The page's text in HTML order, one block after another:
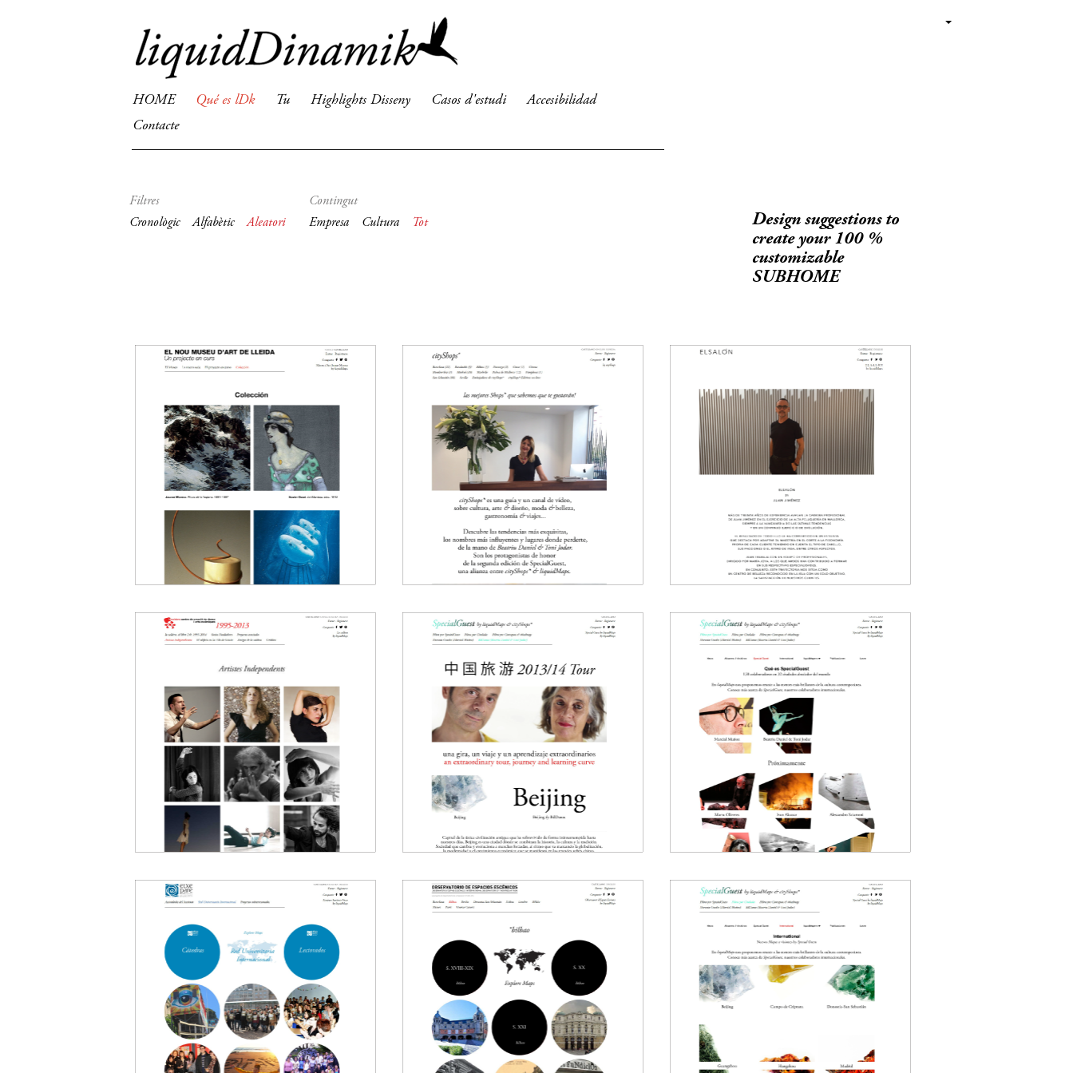
HOME Qué es lDk Tu Highlights Disseny Casos d'estudi
Accesibilidad
Contacte
Filtres
Cronològic
Alfabètic Aleatori
Contingut
Empresa
Cultura Tot
Design suggestions to
create your 100 %
customizable
SUBHOME
2014
Special Guest
Subhomes
Special Guest 2.0
Magazine multimedia. Agentes
2013
CityShops
Subhomes
Plataforma de comercios
2009
Observatorio
Internacional de
Espacios
Escénicos
2015
Negocios emprendedores
2010
Special Guest
Subhomes
Special Guest 2.0
Magazine multimedia
China Tour
2012
Special Guest
2016
Museu d`Art de
Lleida
Subhome
Mall 2.0
2016
La Caldera
Subhome
La Caldera 2.0
Centro de creación
2016
Etxepare Euskal
Institutua